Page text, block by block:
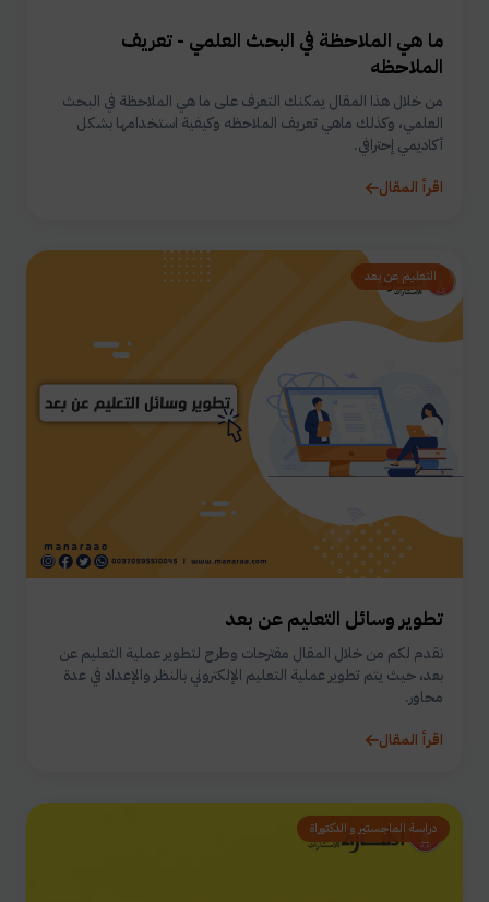
ما هي الملاحظة في البحث العلمي - تعريف
الملاحظه
من خلال هذا المقال يمكنك التعرف على ما هي الملاحظة في البحث
العلمي، وكذلك ماهي تعريف الملاحظه وكيفية استخدامها بشكل
أكاديمي إحترافي.
اقرأ المقال
التعليم عن بعد
تطوير وسائل التعليم عن بعد
نقدم لكم من خلال المقال مقترحات وطرح لتطوير عملية التعليم عن
بعد، حيث يتم تطوير عملية التعليم الإلكتروني بالنظر والإعداد في عدة
محاور.
اقرأ المقال
دراسة الماجستير و الدكتوراة